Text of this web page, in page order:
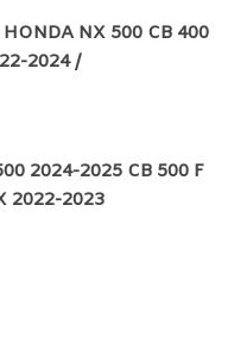
HONDA NX 500 CB 400
2024 /
2024-2025 CB 500 F
2022-2023